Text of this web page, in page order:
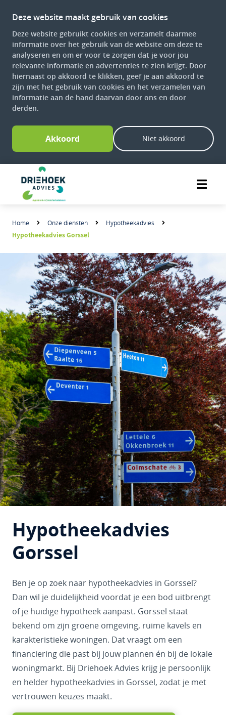
Deze website maakt gebruik van cookies
Deze website gebruikt cookies en verzamelt daarmee
informatie over het gebruik van de website om deze te
analyseren en om er voor te zorgen dat je voor jou
relevante informatie en advertenties te zien krijgt. Door
hiernaast op akkoord te klikken, geef je aan akkoord te
zijn met het gebruik van cookies en het verzamelen van
informatie aan de hand daarvan door ons en door
derden.
Akkoord Niet akkoord
Home Onze diensten Hypotheekadvies
Hypotheekadvies Gorssel
Hypotheekadvies
Gorssel
Ben je op zoek naar hypotheekadvies in Gorssel?
Dan wil je duidelijkheid voordat je een bod uitbrengt
of je huidige hypotheek aanpast. Gorssel staat
bekend om zijn groene omgeving, ruime kavels en
karakteristieke woningen. Dat vraagt om een
financiering die past bij jouw plannen én bij de lokale
woningmarkt. Bij Driehoek Advies krijg je persoonlijk
en helder hypotheekadvies in Gorssel, zodat je met
vertrouwen keuzes maakt.